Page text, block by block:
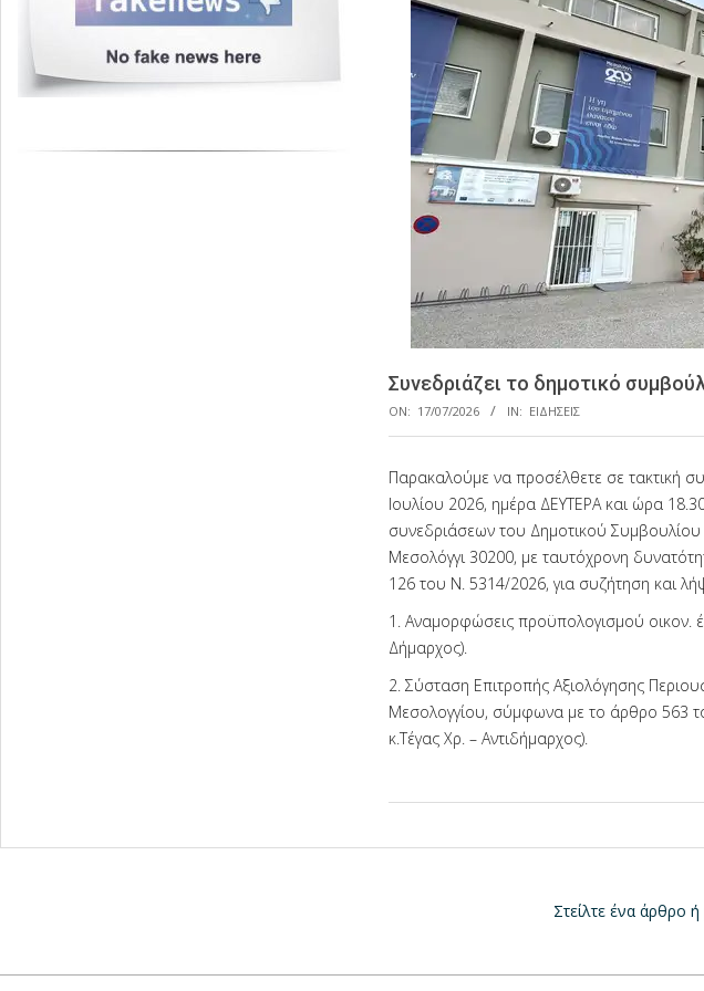
Συνεδριάζει το δημοτικό
ON: 17/07/2026 IN: ΕΙΔΗΣΕΙΣ
Παρακαλούμε να προσέλθετε σε τακτική
Ιουλίου 2026, ημέρα ΔΕΥΤΕΡΑ και ώρα
συνεδριάσεων του Δημοτικού
Μεσολόγγι 30200, με ταυτόχρονη
126 του Ν. 5314/2026, για συζήτηση και
1. Αναμορφώσεις προϋπολογισμού οικον.
Δήμαρχος).
2. Σύσταση Επιτροπής Αξιολόγησης
Μεσολογγίου, σύμφωνα με το άρθρο 563
κ.Τέγας Χρ. – Αντιδήμαρχος).
Στείλτε ένα άρθρο